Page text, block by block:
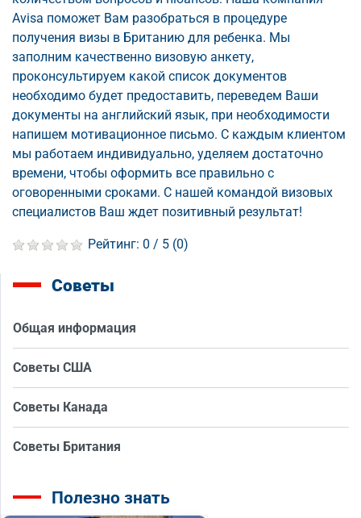
Avisa поможет Вам разобраться в процедуре
получения визы в Британию для ребенка. Мы
заполним качественно визовую анкету,
проконсультируем какой список документов
необходимо будет предоставить, переведем Ваши
документы на английский язык, при необходимости
напишем мотивационное письмо. С каждым клиентом
мы работаем индивидуально, уделяем достаточно
времени, чтобы оформить все правильно с
оговоренными сроками. С нашей командой визовых
специалистов Ваш ждет позитивный результат!
Рейтинг: 0 / 5 (0)
Советы
Общая информация
Советы США
Советы Канада
Советы Британия
Полезно знать